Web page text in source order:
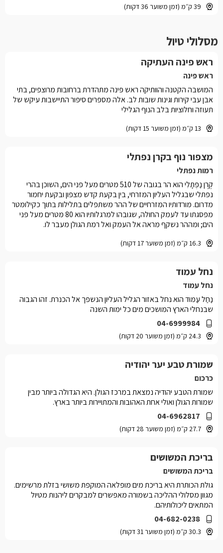
39 ק״מ (זמן משוער 36 דקות)
מסלולי טיול
ראש פינה העתיקה
ראש פינה
13 ק״מ (זמן משוער 15 דקות)
המושבה הקטנה והוותיקה ראש פינה מתהדרת ברחובות מרוצפים, בתי
אבן עבי קירות וגינות שובות לב. אלה מספרים סיפור התיישבות עיקש של
תעוזה וחלוציות בלב הנוף הגלילי
מצפור נוף בקרן נפתלי
רמות נפתלי
16.3 ק״מ (זמן משוער 17 דקות)
קֶרֶן נַפְתָּלִי הוא הר בגובה של 510 מטרים מעל פני הים, השוכן בהרי
נפתלי שבגליל העליון המזרחי, בין בקעת קדש מצפון ובקעת יחמור
מדרום. מורדותיו המזרחיים של ההר משתפלים בתלילות בתוך כקילומטר
מפסגתו עד לעמק החולה, שגובהו למרגלותיו הוא 80 מטרים מעל פני
הים; ומההר נשקף מראה אל העמק ואל רמת הגולן מעבר לו.
נחל עמוד
נחל עמוד
04-6999984
24.3 ק״מ (זמן משוער 20 דקות)
נַחַל עַמּוּד הוא נחל באזור הגליל העליון הנשפך אל הכנרת. זהו הגבוה
שבנחלי הארץ המושכים מים כל ימות השנה
שמורת טבע יער יהודיה
כרכום
04-6962817
27.7 ק״מ (זמן משוער 28 דקות)
שמורת הטבע יהודיה נמצאת במרכז הגולן. היא הגדולה ביותר מבין
שמורות הגולן ואולי אחת האהובות והמתויירות ביותר בארץ.
בריכת המשושים
בריכת המשושים
04-682-0238
30.3 ק״מ (זמן משוער 31 דקות)
גולת הכותרת היא בריכת מים מופלאה המוקפת משושי בזלת מרשימים.
מגוון מסלולי ההליכה בשמורה מאפשרים למבקרים ליהנות מטיול
המתאים ליכולותיהם.